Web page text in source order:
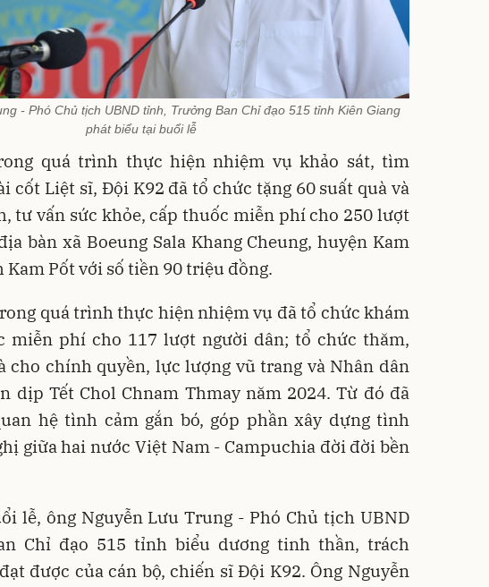
- Phó Chủ tịch UBND tỉnh, Trưởng Ban Chỉ đạo 515 tỉnh Kiên Giang
phát biểu tại buổi lễ
quá trình thực hiện nhiệm vụ khảo sát, tìm
cốt Liệt sĩ, Đội K92 đã tổ chức tặng 60 suất quà và
tư vấn sức khỏe, cấp thuốc miễn phí cho 250 lượt
bàn xã Boeung Sala Khang Cheung, huyện Kam
Kam Pốt với số tiền 90 triệu đồng.
quá trình thực hiện nhiệm vụ đã tổ chức khám
miễn phí cho 117 lượt người dân; tổ chức thăm,
cho chính quyền, lực lượng vũ trang và Nhân dân
dịp Tết Chol Chnam Thmay năm 2024. Từ đó đã
hệ tình cảm gắn bó, góp phần xây dựng tình
giữa hai nước Việt Nam - Campuchia đời đời bền
lễ, ông Nguyễn Lưu Trung - Phó Chủ tịch UBND
Chỉ đạo 515 tỉnh biểu dương tinh thần, trách
được của cán bộ, chiến sĩ Đội K92. Ông Nguyễn